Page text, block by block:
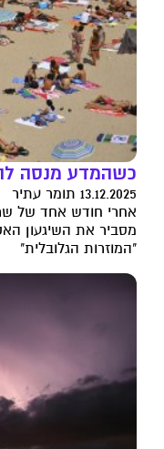
כשהמדע מנסה
13.12.2025 תומר עתיר
אחרי חודש אחד של
מסביר את השיגעון
"המוזרות הגלובלית"